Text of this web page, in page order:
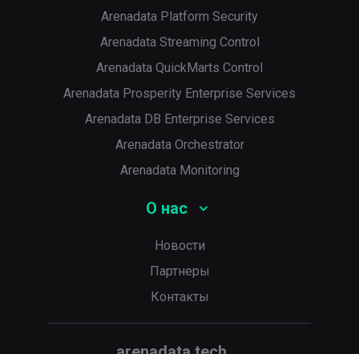
Arenadata Platform Security
Arenadata Streaming Control
Arenadata QuickMarts Control
Arenadata Prosperity Enterprise Services
Arenadata DB Enterprise Services
Arenadata Orchestrator
Arenadata Monitoring
О нас
Новости
Партнеры
Контакты